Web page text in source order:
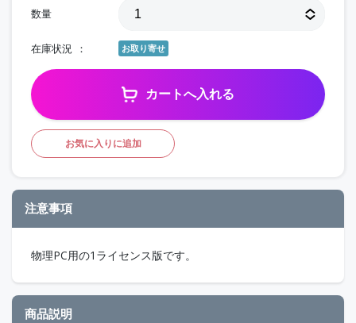
数量
在庫状況 お取り寄せ
カートへ入れる
お気に入りに追加
注意事項
物理PC用の1ライセンス版です。
商品説明